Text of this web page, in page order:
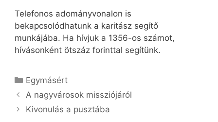
Telefonos adományvonalon is
bekapcsolódhatunk a karitász segítő
munkájába. Ha hívjuk a 1356-os számot,
hívásonként ötszáz forinttal segítünk.
Kategória
Egymásért
A nagyvárosok missziójáról
Kivonulás a pusztába